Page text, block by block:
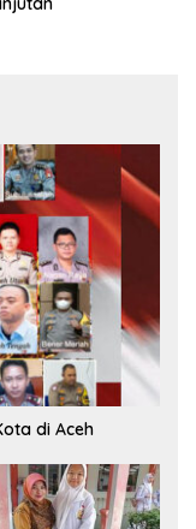
di Aceh